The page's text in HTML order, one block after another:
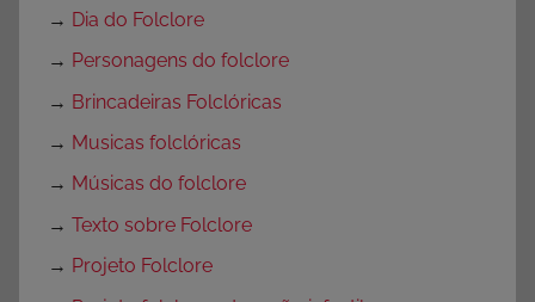
→ Dia do Folclore
→ Personagens do folclore
→ Brincadeiras Folclóricas
→ Musicas folclóricas
→ Músicas do folclore
→ Texto sobre Folclore
→ Projeto Folclore